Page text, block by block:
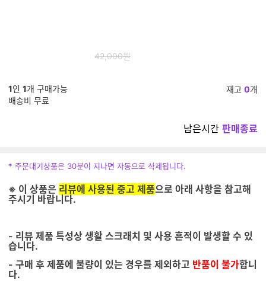
42,000원
1인 1개 구매가능
배송비 무료
재고 0개
남은시간 판매종료
* 주문대기상품은 30분이 지나면 자동으로 삭제됩니다.
※ 이 상품은 리뷰에 사용된 중고 제품으로 아래 사항을 참고해
주시기 바랍니다.
- 리뷰 제품 특성상 생활 스크래치 및 사용 흔적이 발생할 수 있
습니다.
- 구매 후 제품에 불량이 있는 경우를 제외하고 반품이 불가합니
다.